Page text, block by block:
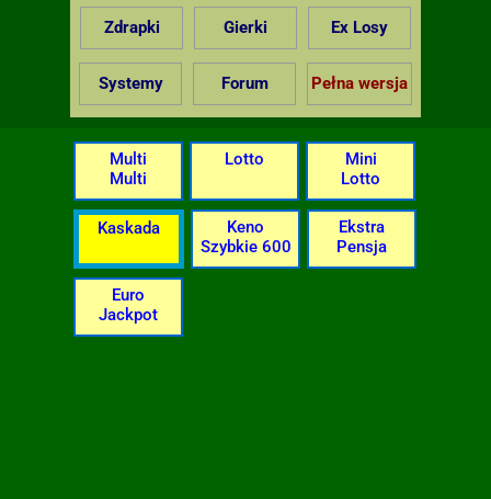
Zdrapki Gierki Ex Losy
Systemy Forum Pełna wersja
Multi
Multi
Lotto
Mini
Lotto
Kaskada
Keno
Szybkie 600
Ekstra
Pensja
Euro
Jackpot